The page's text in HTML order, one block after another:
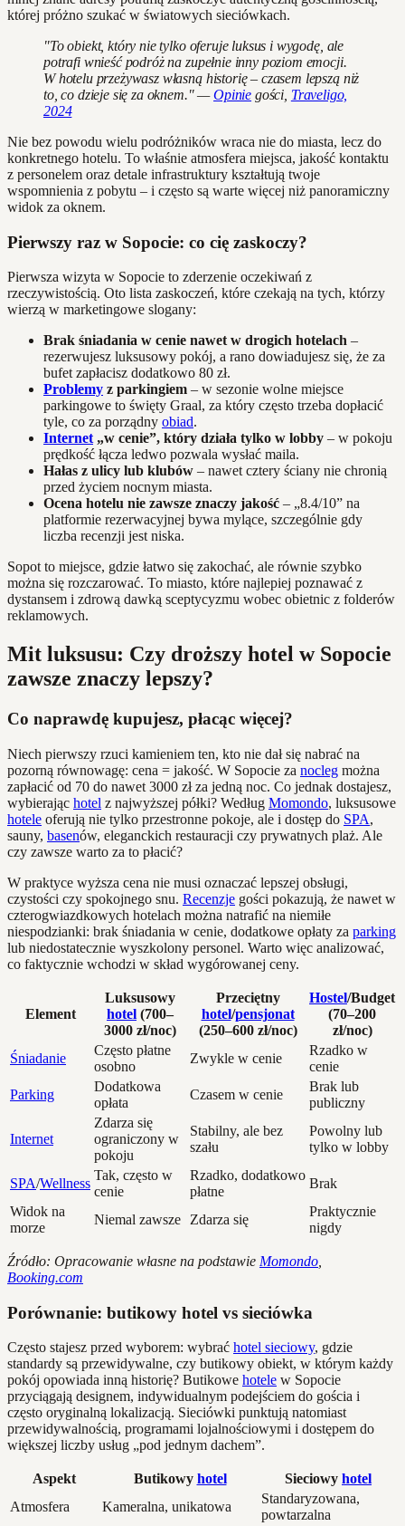
której próżno szukać w światowych sieciówkach.
"To obiekt, który nie tylko oferuje luksus i wygodę, ale
potrafi wnieść podróż na zupełnie inny poziom emocji.
W hotelu przeżywasz własną historię – czasem lepszą niż
to, co dzieje się za oknem." —Opinie gości, Traveligo,
2024
Nie bez powodu wielu podróżników wraca nie do miasta, lecz do
konkretnego hotelu. To właśnie atmosfera miejsca, jakość kontaktu
z personelem oraz detale infrastruktury kształtują twoje
wspomnienia z pobytu – i często są warte więcej niż panoramiczny
widok za oknem.
Pierwszy raz w Sopocie: co cię zaskoczy?
Pierwsza wizyta w Sopocie to zderzenie oczekiwań z
rzeczywistością. Oto lista zaskoczeń, które czekają na tych, którzy
wierzą w marketingowe slogany:
Brak śniadania w cenie nawet w drogich hotelach –
rezerwujesz luksusowy pokój, a rano dowiadujesz się, że za
bufet zapłacisz dodatkowo 80 zł.
Problemy z parkingiem – w sezonie wolne miejsce
parkingowe to święty Graal, za który często trzeba dopłacić
tyle, co za porządny obiad.
Internet „w cenie”, który działa tylko w lobby – w pokoju
prędkość łącza ledwo pozwala wysłać maila.
Hałas z ulicy lub klubów – nawet cztery ściany nie chronią
przed życiem nocnym miasta.
Ocena hotelu nie zawsze znaczy jakość – „8.4/10” na
platformie rezerwacyjnej bywa mylące, szczególnie gdy
liczba recenzji jest niska.
Sopot to miejsce, gdzie łatwo się zakochać, ale równie szybko
można się rozczarować. To miasto, które najlepiej poznawać z
dystansem i zdrową dawką sceptycyzmu wobec obietnic z folderów
reklamowych.
Mit luksusu: Czy droższy hotel w Sopocie
zawsze znaczy lepszy?
Co naprawdę kupujesz, płacąc więcej?
Niech pierwszy rzuci kamieniem ten, kto nie dał się nabrać na
pozorną równowagę: cena = jakość. W Sopocie za nocleg można
zapłacić od 70 do nawet 3000 zł za jedną noc. Co jednak dostajesz,
wybierając hotel z najwyższej półki? Według Momondo, luksusowe
hotele oferują nie tylko przestronne pokoje, ale i dostęp do SPA,
sauny, basenów, eleganckich restauracji czy prywatnych plaż. Ale
czy zawsze warto za to płacić?
W praktyce wyższa cena nie musi oznaczać lepszej obsługi,
czystości czy spokojnego snu. Recenzje gości pokazują, że nawet w
czterogwiazdkowych hotelach można natrafić na niemiłe
niespodzianki: brak śniadania w cenie, dodatkowe opłaty za parking
lub niedostatecznie wyszkolony personel. Warto więc analizować,
co faktycznie wchodzi w skład wygórowanej ceny.
Element
Luksusowy
hotel (700–
3000 zł/noc)
Przeciętny
hotel/pensjonat
(250–600 zł/noc)
Hostel/Budget
(70–200
zł/noc)
Śniadanie
Często płatne
osobno
Zwykle w cenie
Rzadko w
cenie
Parking
Dodatkowa
opłata
Czasem w cenie
Brak lub
publiczny
Internet
Zdarza się
ograniczony w
pokoju
Stabilny, ale bez
szału
Powolny lub
tylko w lobby
SPA/Wellness
Tak, często w
cenie
Rzadko, dodatkowo
płatne
Brak
Widok na
morze
Niemal zawsze Zdarza się
Praktycznie
nigdy
Źródło: Opracowanie własne na podstawie Momondo
Booking.com
Porównanie: butikowy hotel vs sieciówka
Często stajesz przed wyborem: wybrać hotel sieciowy, gdzie
standardy są przewidywalne, czy butikowy obiekt, w którym każdy
pokój opowiada inną historię? Butikowe hotele w Sopocie
przyciągają designem, indywidualnym podejściem do gościa i
często oryginalną lokalizacją. Sieciówki punktują natomiast
przewidywalnością, programami lojalnościowymi i dostępem do
większej liczby usług „pod jednym dachem”.
Aspekt Butikowy hotel Sieciowy hotel
Atmosfera
Kameralna, unikatowa
Standaryzowana,
powtarzalna